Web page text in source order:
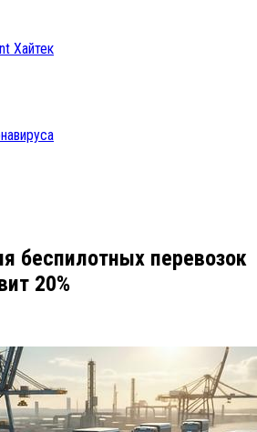
Хайтек
беспилотных перевозок
20%